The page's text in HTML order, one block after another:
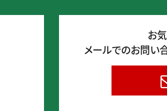
お
メールでのお問い